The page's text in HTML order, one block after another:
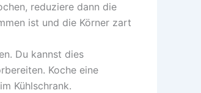
reduziere dann die
ist und die Körner zart
Du kannst dies
Koche eine
Kühlschrank.